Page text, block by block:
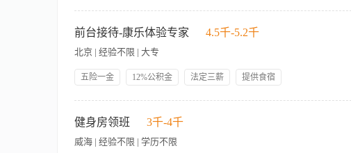
室、淋浴间、卫生间，除毛发水垢，定时消杀。 4. 及时补给毛巾、纸巾
及时处理地面水渍，放置防滑警示牌，防范客人滑倒。 7. 巡查场地设施
客锻炼。 9. 营业结束后完成全场深度清洁、死角清理，填写交接班记录。
前台接待-康乐体验专家 4.5千-5.2千
北京 | 经验不限 | 大专
五险一金 12%公积金 法定三薪
提供食宿
3、负责做好各类健身设施设备的检查、保养、报修工作，正确使用健身
确保宾客安全。 5、热情快捷地为宾客提供饮料服务时，并认真做好饮料
以上同类型工作经验。 2、熟悉健身服务和健身器材的使用，保养知识，
健身房领班 3千-4千
威海 | 经验不限 | 学历不限